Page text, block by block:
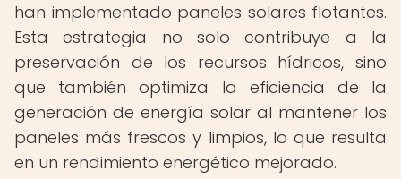
han implementado paneles solares flotantes.
Esta estrategia no solo contribuye a la
preservación de los recursos hídricos, sino
que también optimiza la eficiencia de la
generación de energía solar al mantener los
paneles más frescos y limpios, lo que resulta
en un rendimiento energético mejorado.